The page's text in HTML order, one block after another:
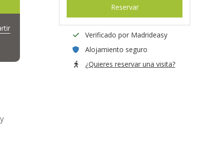
Reservar
Verificado por Madrideasy
Alojamiento seguro
¿Quieres reservar una visita?